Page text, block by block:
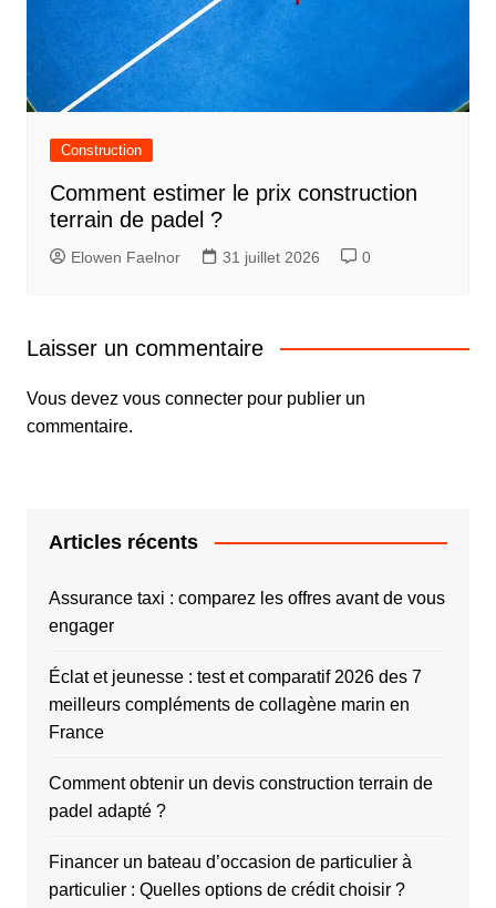
Construction
Comment estimer le prix construction
terrain de padel ?
Elowen Faelnor 31 juillet 2026 0
Laisser un commentaire
Vous devez vous connecterpour publier un
commentaire.
Articles récents
Assurance taxi : comparez les offres avant de vous
engager
Éclat et jeunesse : test et comparatif 2026 des 7
meilleurs compléments de collagène marin en
France
Comment obtenir un devis construction terrain de
padel adapté ?
Financer un bateau d’occasion de particulier à
particulier : Quelles options de crédit choisir ?